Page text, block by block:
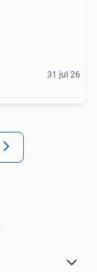
31 jul 26